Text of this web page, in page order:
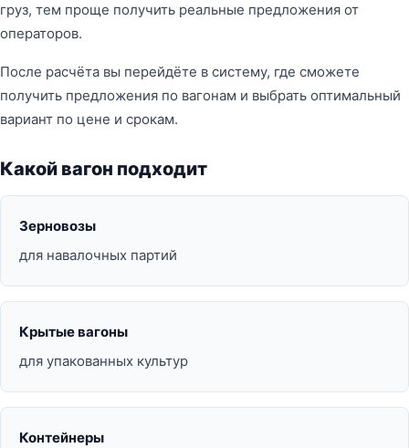
груз, тем проще получить реальные предложения от
операторов.
После расчёта вы перейдёте в систему, где сможете
получить предложения по вагонам и выбрать оптимальный
вариант по цене и срокам.
Какой вагон подходит
Зерновозы
для навалочных партий
Крытые вагоны
для упакованных культур
Контейнеры